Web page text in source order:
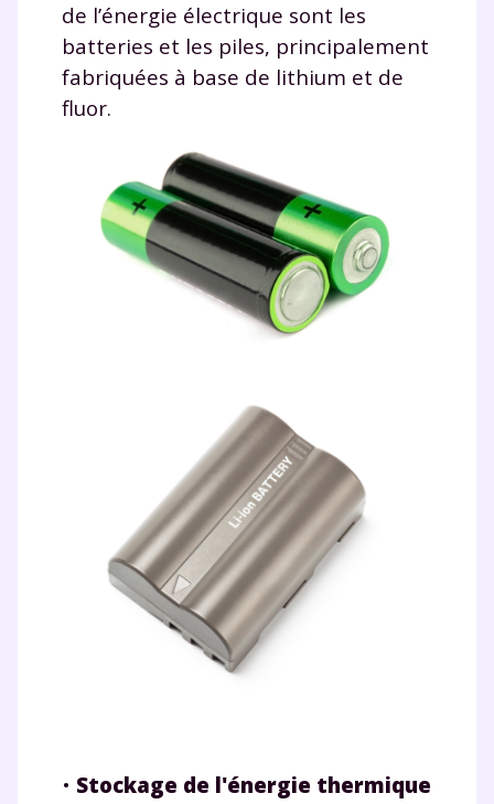
de l’énergie électrique sont les
batteries et les piles, principalement
fabriquées à base de lithium et de
fluor.
• Stockage de l'énergie thermique